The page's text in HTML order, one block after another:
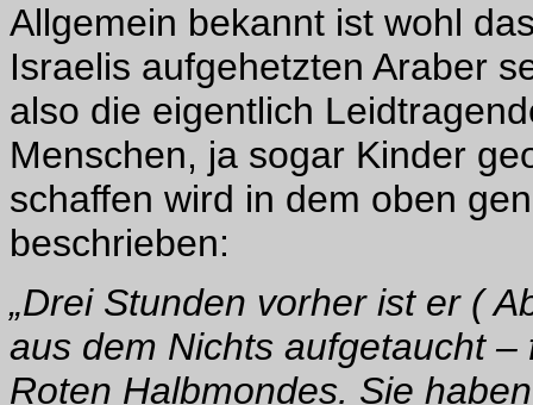
Allgemein bekannt ist wohl
Israelis aufgehetzten Araber
also die eigentlich
Menschen, ja sogar Kinder
schaffen wird in dem oben
beschrieben:
„Drei Stunden vorher ist er (
aus dem Nichts aufgetaucht
Roten Halbmondes. Sie